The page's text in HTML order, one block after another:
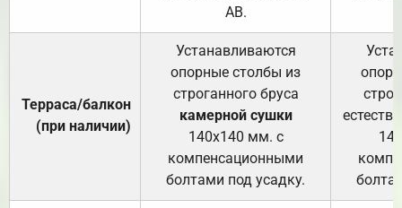
АВ.
Терраса/балкон
(при наличии)
Устанавливаются
опорные столбы из
строганного бруса
камерной сушки
140х140 мм. с
компенсационными
болтами под усадку.